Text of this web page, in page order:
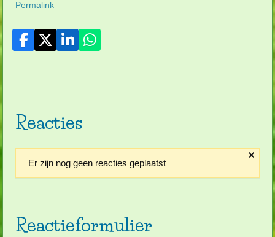
Permalink
Reacties
Er zijn nog geen reacties geplaatst
Reactieformulier